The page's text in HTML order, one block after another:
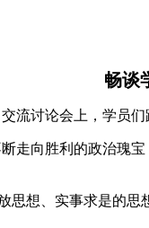
畅谈
流讨论会上，学员
走向胜利的政治瑰
思想、实事求是的